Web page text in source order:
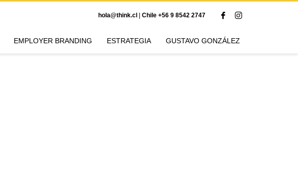
hola@think.cl Chile +56 9 8542 2747
EMPLOYER BRANDING ESTRATEGIA GUSTAVO GONZÁLEZ